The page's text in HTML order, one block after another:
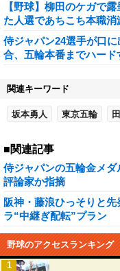
【野球】柳田のケガで
た人選であちこち本職消
侍ジャパン24選手が口
合、五輪本番までハード
関連キーワード
坂本勇人 東京五輪
■関連記事
侍ジャパンの五輪金メ
評論家か指摘
阪神・藤浪ひっそりと
ラ“中継ぎ配転”プラン
野球のアクセスランキング
1